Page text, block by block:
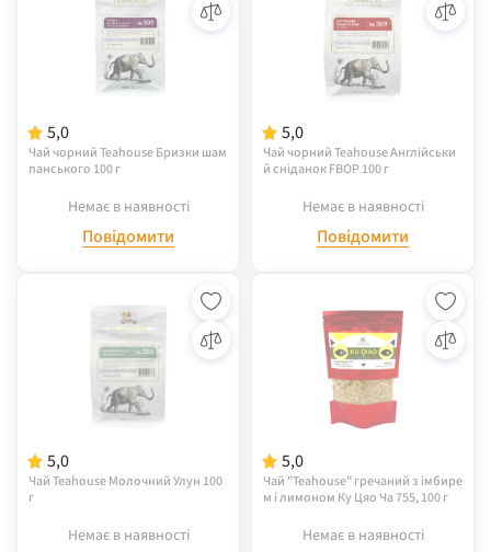
5,0
Чай чорний Teahouse Бризки шам
панського 100 г
Немає в наявності
Повідомити
5,0
Чай чорний Teahouse Англійськи
й сніданок FBOP 100 г
Немає в наявності
Повідомити
5,0
Чай Teahouse Молочний Улун 100
г
Немає в наявності
5,0
Чай "Teahouse" гречаний з імбире
м і лимоном Ку Цяо Ча 755, 100 г
Немає в наявності